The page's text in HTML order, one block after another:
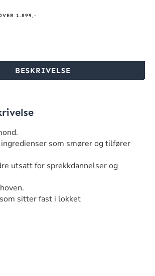
1.899,-
BESKRIVELSE
som smører og tilfører
utsatt for sprekkdannelser og
sitter fast i lokket